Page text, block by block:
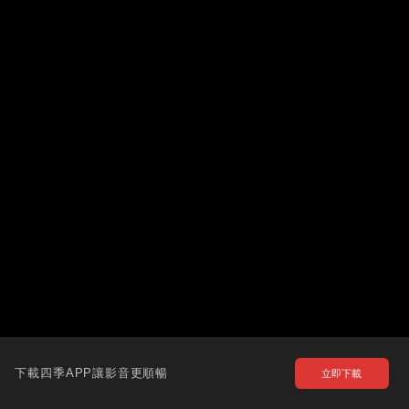
下載四季APP讓影音更順暢 立即下載